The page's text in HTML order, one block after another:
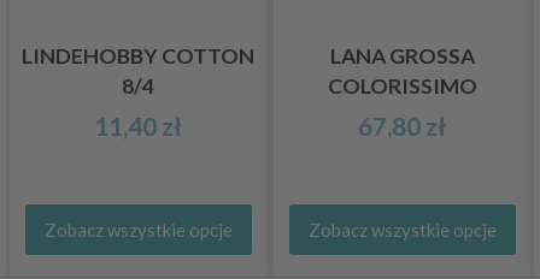
LINDEHOBBY COTTON
8/4
11,40 zł
Zobacz wszystkie opcje
LANA GROSSA
COLORISSIMO
67,80 zł
Zobacz wszystkie opcje